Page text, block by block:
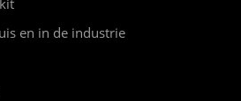
en in de industrie